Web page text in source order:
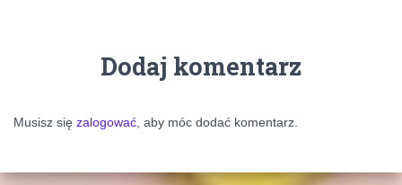
Dodaj komentarz
Musisz się zalogować , aby móc dodać komentarz.